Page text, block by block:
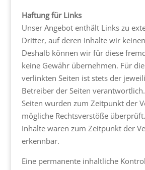
Haftung für Links
Unser Angebot enthält Links zu
Dritter, auf deren Inhalte wir
Deshalb können wir für diese
keine Gewähr übernehmen. Für
verlinkten Seiten ist stets der
Betreiber der Seiten
Seiten wurden zum Zeitpunkt der
mögliche Rechtsverstöße
Inhalte waren zum Zeitpunkt der
erkennbar.
Eine permanente inhaltliche